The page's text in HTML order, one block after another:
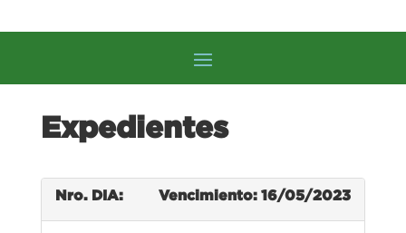
Expedientes
Nro. DIA: Vencimiento: 16/05/2023